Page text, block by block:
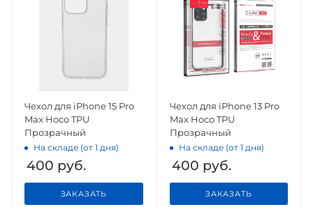
Чехол для iPhone 15 Pro
Max Hoco TPU
Прозрачный
На складе (от 1 дня)
400 руб.
ЗАКАЗАТЬ
Чехол для iPhone 13 Pro
Max Hoco TPU
Прозрачный
На складе (от 1 дня)
400 руб.
ЗАКАЗАТЬ